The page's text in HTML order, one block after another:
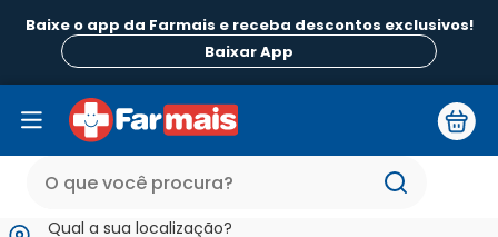
Baixe o app da Farmais e receba descontos exclusivos!
Baixar App
Qual a sua localização?